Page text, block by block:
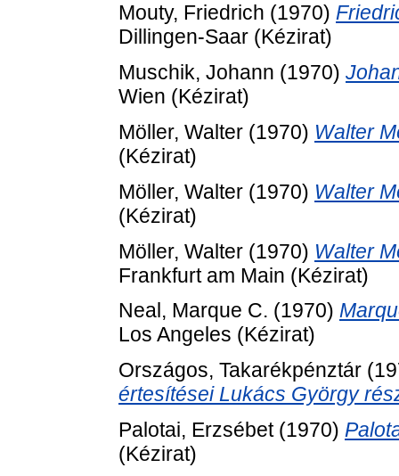
Mouty, Friedrich (1970)
Dillingen-Saar (Kézirat)
Muschik, Johann (1970)
Wien (Kézirat)
Möller, Walter (1970) Walter
(Kézirat)
Möller, Walter (1970) Walter
(Kézirat)
Möller, Walter (1970) Walter
Frankfurt am Main (Kézirat)
Neal, Marque C. (1970)
Los Angeles (Kézirat)
Országos, Takarékpénztár
értesítései Lukács György
Palotai, Erzsébet(1970)
(Kézirat)